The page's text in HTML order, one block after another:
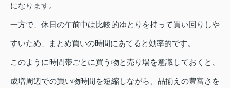
になります。
一方で、休日の午前中は比較的ゆとりを持って買い回りしや
すいため、まとめ買いの時間にあてると効率的です。
このように時間帯ごとに買う物と売り場を意識しておくと、
成増周辺での買い物時間を短縮しながら、品揃えの豊富さを